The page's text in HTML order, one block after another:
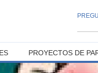
PROYECTOS DE